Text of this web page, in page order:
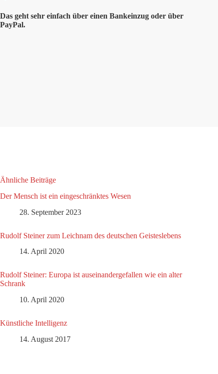
Das geht sehr einfach über einen Bankeinzug oder über
PayPal.
Ähnliche Beiträge
Der Mensch ist ein eingeschränktes Wesen
28. September 2023
Rudolf Steiner zum Leichnam des deutschen Geisteslebens
14. April 2020
Rudolf Steiner: Europa ist auseinandergefallen wie ein alter
Schrank
10. April 2020
Künstliche Intelligenz
14. August 2017